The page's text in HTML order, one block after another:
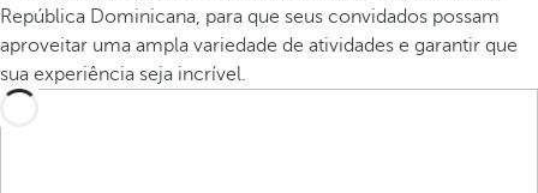
República Dominicana, para que seus convidados possam
aproveitar uma ampla variedade de atividades e garantir que
sua experiência seja incrível.